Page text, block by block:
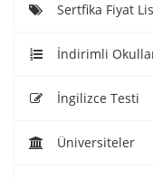
Sertfika Fiyat
İndirimli
İngilizce Testi
Üniversiteler